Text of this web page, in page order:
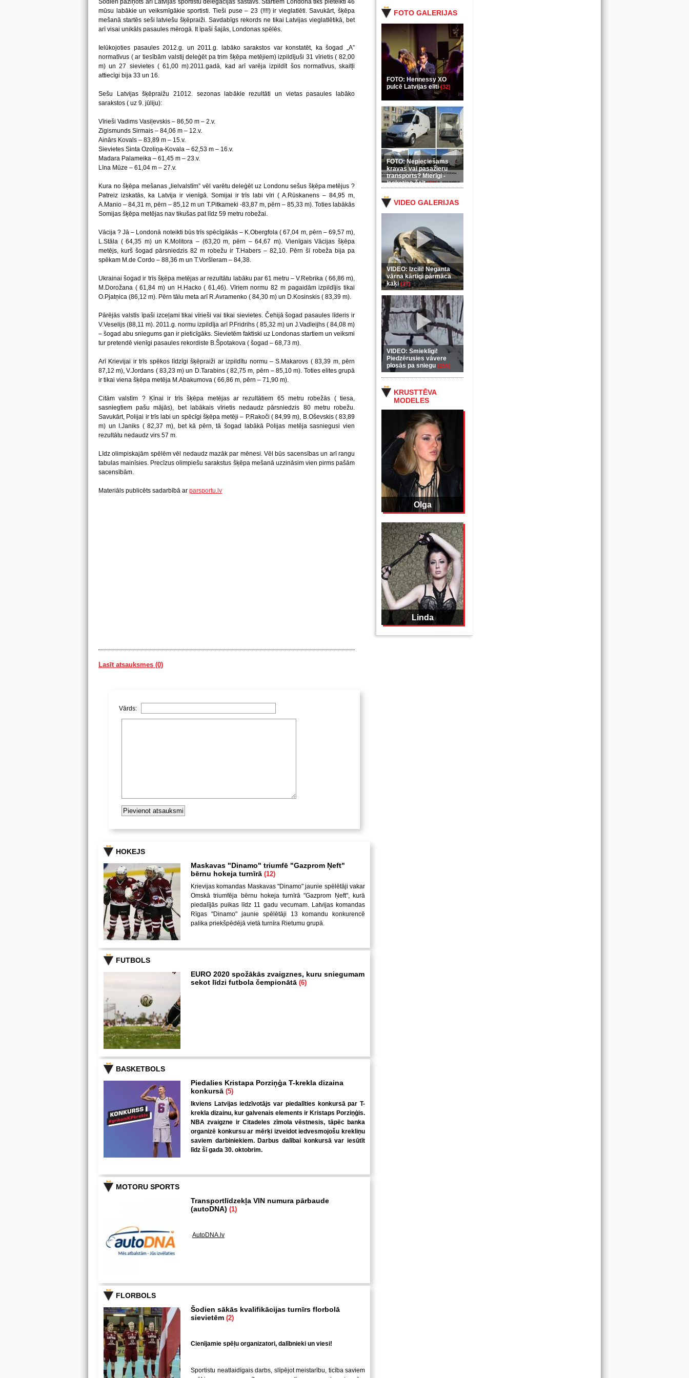
FOTO GALERIJAS
FOTO: Hennessy XO
pulcē Latvijas eliti(32)
FOTO: Nepieciešams
kravas vai pasažieru
transports? Mierīgi -
ieskaties šeit(35)
VIDEO GALERIJAS
VIDEO: Izcili! Neganta
vārna kārtīgi pārmāca
kaķi(37)
VIDEO: Smieklīgi!
Piedzērusies vāvere
plosās pa sniegu (255)
KRUSTTĒVA
MODELES
Olga
Linda
Šodien paziņots arī Latvijas sportistu delegācijas sastāvs. Startiem Londonā tiks pieteikti 46
mūsu labākie un veiksmīgākie sportisti. Tieši puse – 23 (!!!!) ir vieglatlēti. Savukārt, šķēpa
mešanā startēs seši latviešu šķēpraiži. Savdabīgs rekords ne tikai Latvijas vieglatlētikā, bet
arī visai unikāls pasaules mērogā. It īpaši šajās, Londonas spēlēs.
Ielūkojoties pasaules 2012.g. un 2011.g. labāko sarakstos var konstatēt, ka šogad „A”
normatīvus ( ar tiesībām valstij deleģēt pa trim šķēpa metējiem) izpildījuši 31 vīrietis ( 82,00
m) un 27 sievietes ( 61,00 m).2011.gadā, kad arī varēja izpildīt šos normatīvus, skaitļi
attiecīgi bija 33 un 16.
Sešu Latvijas šķēpraižu 21012. sezonas labākie rezultāti un vietas pasaules labāko
sarakstos ( uz 9. jūliju):
Vīrieši Vadims Vasiļevskis – 86,50 m – 2.v.
Zigismunds Sirmais – 84,06 m – 12.v.
Ainārs Kovals – 83,89 m – 15.v.
Sievietes Sinta Ozoliņa-Kovala – 62,53 m – 16.v.
Madara Palameika – 61,45 m – 23.v.
Līna Mūze – 61,04 m – 27.v.
Kura no šķēpa mešanas „lielvalstīm” vēl varētu deleģēt uz Londonu sešus šķēpa metējus ?
Patreiz izskatās, ka Latvija ir vienīgā. Somijai ir trīs labi vīri ( A.Rūskanens – 84,95 m,
A.Manio – 84,31 m, pērn – 85,12 m un T.Pitkameki -83,87 m, pērn – 85,33 m). Toties labākās
Somijas šķēpa metējas nav tikušas pat līdz 59 metru robežai.
Vācija ? Jā – Londonā noteikti būs trīs spēcīgākās – K.Obergfola ( 67,04 m, pērn – 69,57 m),
L.Stāla ( 64,35 m) un K.Molitora – (63,20 m, pērn – 64,67 m). Vienīgais Vācijas šķēpa
metējs, kurš šogad pārsniedzis 82 m robežu ir T.Habers – 82,10. Pērn šī robeža bija pa
spēkam M.de Cordo – 88,36 m un T.Voršleram – 84,38.
Ukrainai šogad ir trīs šķēpa metējas ar rezultātu labāku par 61 metru – V.Rebrika ( 66,86 m),
M.Dorožana ( 61,84 m) un H.Hacko ( 61,46). Vīriem normu 82 m pagaidām izpildījis tikai
O.Pjatņica (86,12 m). Pērn tālu meta arī R.Avramenko ( 84,30 m) un D.Kosinskis ( 83,39 m).
Pārējās valstīs īpaši izceļami tikai vīrieši vai tikai sievietes. Čehijā šogad pasaules līderis ir
V.Veselijs (88,11 m). 2011.g. normu izpildīja arī P.Fridrihs ( 85,32 m) un J.Vadleijhs ( 84,08 m)
– šogad abu sniegums gan ir pieticīgāks. Sievietēm faktiski uz Londonas startiem un veiksmi
tur pretendē vienīgi pasaules rekordiste B.Špotakova ( šogad – 68,73 m).
Arī Krievijai ir trīs spēkos līdzīgi šķēpraiži ar izpildītu normu – S.Makarovs ( 83,39 m, pērn
87,12 m), V.Jordans ( 83,23 m) un D.Tarabins ( 82,75 m, pērn – 85,10 m). Toties elites grupā
ir tikai viena šķēpa metēja M.Abakumova ( 66,86 m, pērn – 71,90 m).
Citām valstīm ? Ķīnai ir trīs šķēpa metējas ar rezultātiem 65 metru robežās ( tiesa,
sasniegtiem pašu mājās), bet labākais vīrietis nedaudz pārsniedzis 80 metru robežu.
Savukārt, Polijai ir trīs labi un spēcīgi šķēpa metēji – P.Rakoči ( 84,99 m), B.Oševskis ( 83,89
m) un I.Janiks ( 82,37 m), bet kā pērn, tā šogad labākā Polijas metēja sasniegusi vien
rezultātu nedaudz virs 57 m.
Līdz olimpiskajām spēlēm vēl nedaudz mazāk par mēnesi. Vēl būs sacensības un arī rangu
tabulas mainīsies. Precīzus olimpiešu sarakstus šķēpa mešanā uzzināsim vien pirms pašām
sacensībām.
Materiāls publicēts sadarbībā ar parsportu.lv
Lasīt atsauksmes (0)
Vārds:
HOKEJS
Maskavas "Dinamo" triumfē "Gazprom Ņeft"
bērnu hokeja turnīrā (12)
Krievijas komandas Maskavas "Dinamo" jaunie spēlētāji vakar
Omskā triumfēja bērnu hokeja turnīrā "Gazprom Ņeft", kurā
piedalījās puikas līdz 11 gadu vecumam. Latvijas komandas
Rīgas "Dinamo" jaunie spēlētāji 13 komandu konkurencē
palika priekšpēdējā vietā turnīra Rietumu grupā.
FUTBOLS
EURO 2020 spožākās zvaigznes, kuru sniegumam
sekot līdzi futbola čempionātā (6)
BASKETBOLS
Piedalies Kristapa Porziņģa T-krekla dizaina
konkursā (5)
Ikviens Latvijas iedzīvotājs var piedalīties konkursā par T-
krekla dizainu, kur galvenais elements ir Kristaps Porziņģis.
NBA zvaigzne ir Citadeles zīmola vēstnesis, tāpēc banka
organizē konkursu ar mērķi izveidot iedvesmojošu krekliņu
saviem darbiniekiem. Darbus dalībai konkursā var iesūtīt
līdz šī gada 30. oktobrim.
MOTORU SPORTS
Transportlīdzekļa VIN numura pārbaude
(autoDNA) (1)
AutoDNA.lv
FLORBOLS
Šodien sākās kvalifikācijas turnīrs florbolā
sievietēm (2)
Cienījamie spēļu organizatori, dalībnieki un viesi!
Sportistu neatlaidīgais darbs, slīpējot meistarību, ticība saviem